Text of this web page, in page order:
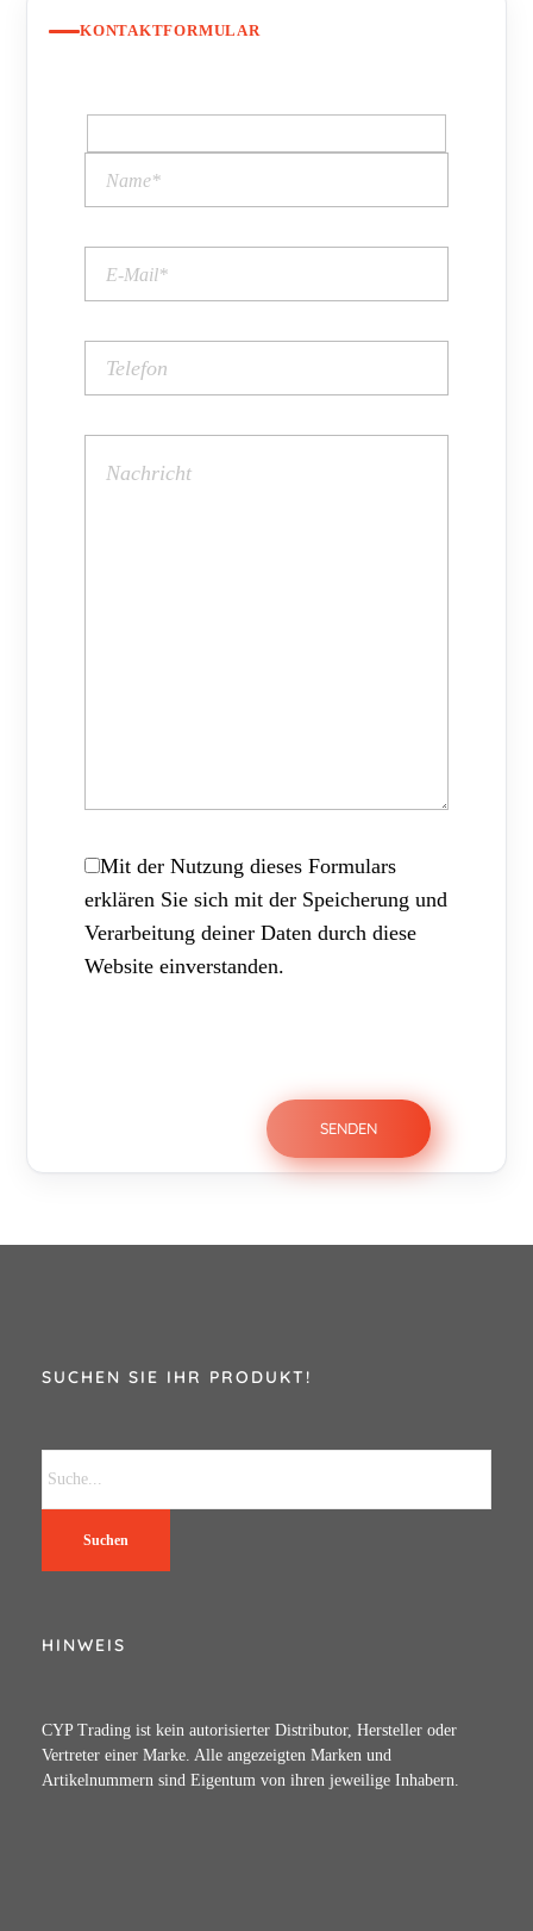
KONTAKTFORMULAR
Mit der Nutzung dieses Formulars
erklären Sie sich mit der Speicherung und
Verarbeitung deiner Daten durch diese
Website einverstanden.
SUCHEN SIE IHR PRODUKT!
Suchen
HINWEIS
CYP Trading ist kein autorisierter Distributor, Hersteller oder
Vertreter einer Marke. Alle angezeigten Marken und
Artikelnummern sind Eigentum von ihren jeweilige Inhabern.